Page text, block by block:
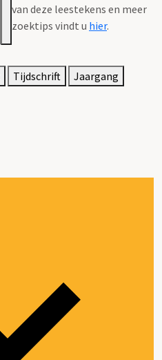
van deze leestekens en meer
zoektips vindt u hier.
Tijdschrift
Jaargang